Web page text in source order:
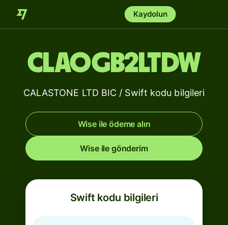
Kaydolun
CLAOGB2LTDW
CALASTONE LTD BIC / Swift kodu bilgileri
Wise ile ödeme alın
Wise ile gönderim
Swift kodu bilgileri